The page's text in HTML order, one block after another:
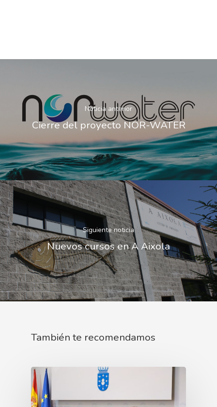
Noticia anterior
Cierre del proyecto NOR-WATER
Siguiente noticia
Nuevos cursos en A Aixola
También te recomendamos